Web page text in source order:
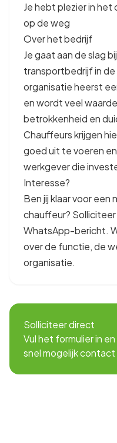
Je hebt plezier in het
op de weg
Over het bedrijf
Je gaat aan de slag
transportbedrijf in de
organisatie heerst
en wordt veel
betrokkenheid en
Chauffeurs krijgen
goed uit te voeren
werkgever die
Interesse?
Ben jij klaar voor een
chauffeur?
WhatsApp-bericht.
over de functie, de
organisatie.
Solliciteer direct
Vul het formulier in
snel mogelijk contact